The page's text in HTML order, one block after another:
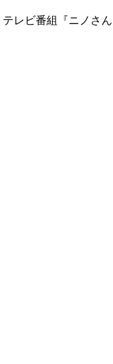
レビ番組『ニノさ